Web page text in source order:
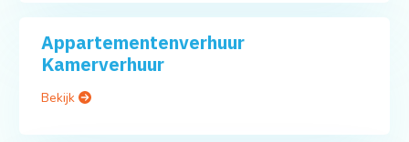
Appartementenverhuur
Kamerverhuur
Bekijk